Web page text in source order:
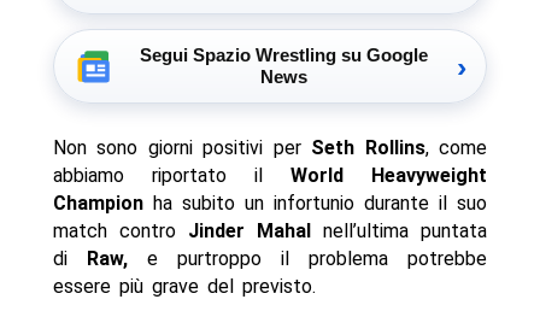
Segui Spazio Wrestling su Google
News
›
Non sono giorni positivi per Seth Rollins, come
abbiamo riportato ilWorld Heavyweight
Championha subito un infortunio durante il suo
match contro Jinder Mahal
nell’ultima puntata
di
Raw,e purtroppo il problema potrebbe
essere più grave del previsto.